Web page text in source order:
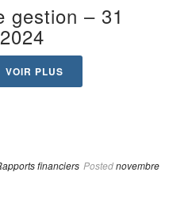
gestion – 31
VOIR PLUS
financiers Postednovembre